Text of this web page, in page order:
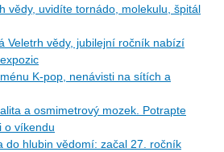
vědy, uvidíte tornádo, molekulu, špitál
Veletrh vědy, jubilejní ročník nabízí
K-pop, nenávisti na sítích a
a osmimetrový mozek. Potrapte
o víkendu
do hlubin vědomí: začal 27. ročník